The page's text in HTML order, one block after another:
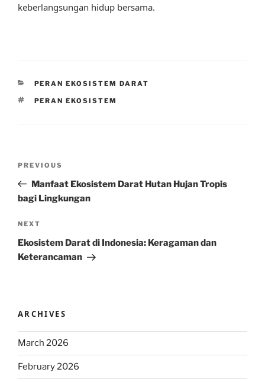
keberlangsungan hidup bersama.
CATEGORIES
PERAN EKOSISTEM DARAT
TAGS
PERAN EKOSISTEM
Previous
Post
PREVIOUS
Manfaat Ekosistem Darat Hutan Hujan Tropis
bagi Lingkungan
Next
Post
NEXT
Ekosistem Darat di Indonesia: Keragaman dan
Keterancaman
ARCHIVES
March 2026
February 2026